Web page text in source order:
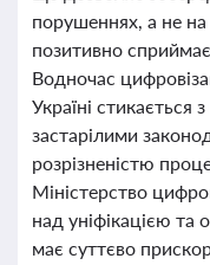
порушеннях, а не
позитивно
Водночас
Україні стикається
застарілими
розрізненістю
Міністерство
над уніфікацією
має суттєво